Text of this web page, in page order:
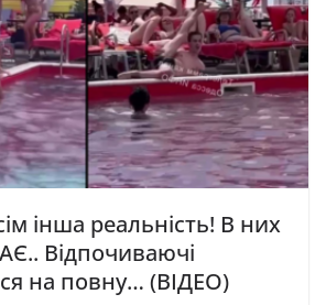
інша реальність! В них
Відпочиваючі
на повну… (ВІДЕО)